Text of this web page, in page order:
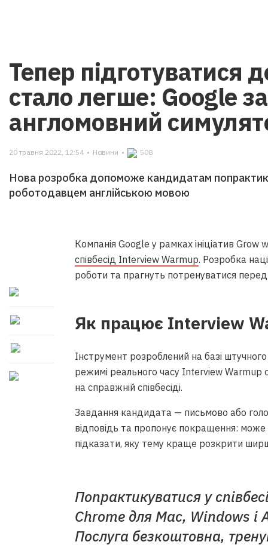
Тепер підготуватися
стало легше: Google
англомовний
20 травня 2022, 12:54 • Новини • 508
Нова розробка допоможе кандидатам
роботодавцем англійською мовою
Компанія Google у рамках ініціатив
співбесід Interview Warmup. Розробка
роботи та прагнуть потренуватися перед
Як працює Interview
Інструмент розроблений на базі
режимі реального часу Interview Warmup
на справжній співбесіді.
Завдання кандидата — письмово або
відповідь та пропонує покращення:
підказати, яку тему краще розкрити
Попрактикуватися у
Chrome для Mac, Windows
Послуга безкоштовна,